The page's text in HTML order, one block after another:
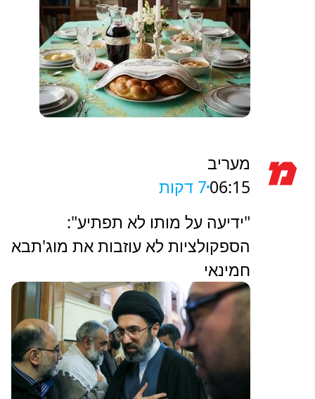
מעריב
06:157 דקות
"ידיעה על מותו לא תפתיע":
הספקולציות לא עוזבות את מוג'תבא
חמינאי